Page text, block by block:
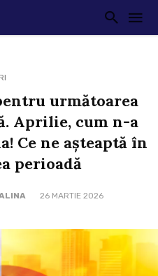
următoarea
Aprilie, cum n-a
Ce ne așteaptă în
perioadă
26 MARTIE 2026